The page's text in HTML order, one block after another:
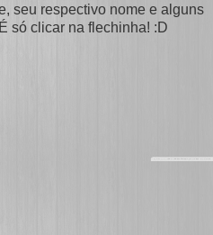
seu respectivo nome e alguns
só clicar na flechinha! :D